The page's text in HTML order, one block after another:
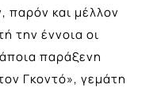
παρόν και μέλλον
την έννοια οι
παράξενη
Γκοντό», γεμάτη